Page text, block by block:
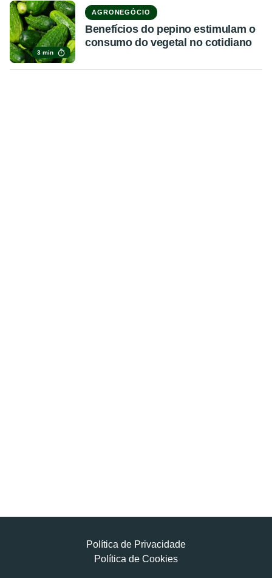
3 min
AGRONEGÓCIO
Benefícios do pepino estimulam o
consumo do vegetal no cotidiano
Política de Privacidade
Política de Cookies